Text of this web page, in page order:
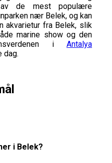
de mest populære
nær Belek, og kan
akvarietur fra Belek, slik
marine show og den
i Antalya
dag.
i Belek?